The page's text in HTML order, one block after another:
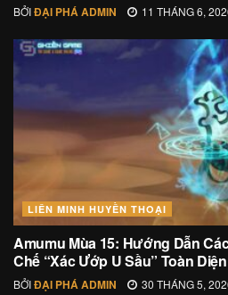
BỞIĐẠI PHÁ ADMIN 11 THÁNG 6,
LIÊN MINH HUYỀN THOẠI
Amumu Mùa 15: Hướng Dẫn
Chế “Xác Ướp U Sầu” Toàn
BỞIĐẠI PHÁ ADMIN 30 THÁNG 5,